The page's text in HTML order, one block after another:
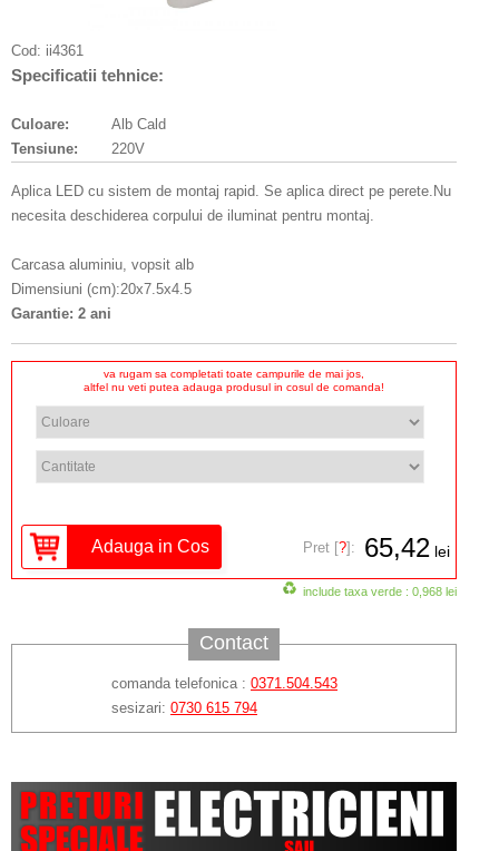
Cod: ii4361
Specificatii tehnice:
Culoare:
Alb Cald
Tensiune:
220V
Aplica LED cu sistem de montaj rapid. Se aplica direct pe perete.Nu
necesita deschiderea corpului de iluminat pentru montaj.
Carcasa aluminiu, vopsit alb
Dimensiuni (cm):20x7.5x4.5
Garantie: 2 ani
va rugam sa completati toate campurile de mai jos,
altfel nu veti putea adauga produsul in cosul de comanda!
Pret [?]: 65,42 lei
include taxa verde : 0,968 lei
Contact
comanda telefonica : 0371.504.543
sesizari: 0730 615 794